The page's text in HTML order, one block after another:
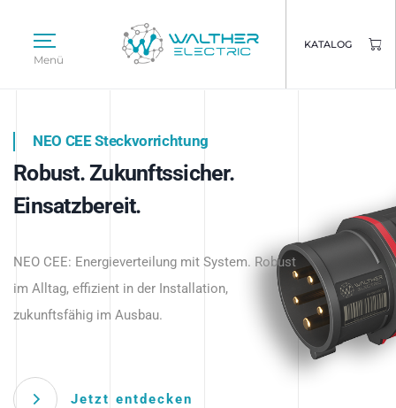
Menü
KATALOG
Intelligente Stromverteilung
beginnt hier.
NEO CEE Steckvorrichtung
Robust. Zukunftssicher.
Einsatzbereit.
NEO CEE: Energieverteilung mit System. Robust
im Alltag, effizient in der Installation,
zukunftsfähig im Ausbau.
Jetzt entdecken
Intelligenz trifft Energie.
Anwendungen – robust, IP-geschützt und
zukunftsfähig.